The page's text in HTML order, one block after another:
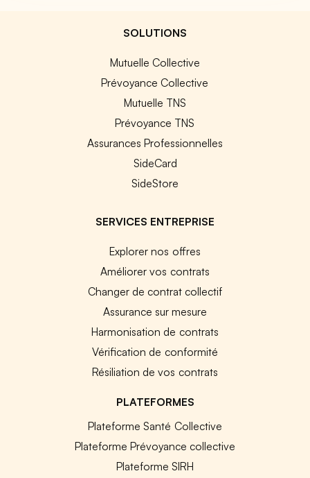
SOLUTIONS
Mutuelle Collective
Prévoyance Collective
Mutuelle TNS
Prévoyance TNS
Assurances Professionnelles
SideCard
SideStore
SERVICES ENTREPRISE
Explorer nos offres
Améliorer vos contrats
Changer de contrat collectif
Assurance sur mesure
Harmonisation de contrats
Vérification de conformité
Résiliation de vos contrats
PLATEFORMES
Plateforme Santé Collective
Plateforme Prévoyance collective
Plateforme SIRH